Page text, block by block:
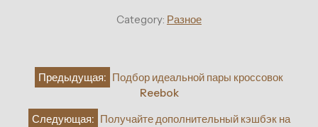
Category: Разное
Навигация
записям
Предыдущая: Подбор идеальной пары кроссовок
Reebok
Следующая: Получайте дополнительный кэшбэк на